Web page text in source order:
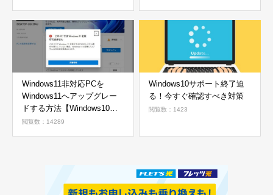
Windows11非対応PCを
Windows11へアップグレー
ドする方法【Windows10か
ら11へ】
閲覧数：14289
Windows10サポート終了迫
る！今すぐ確認すべき対策
閲覧数：1423